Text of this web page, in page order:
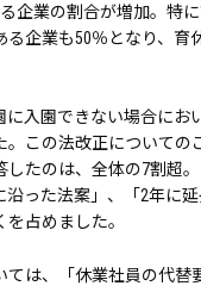
企業の割合が増加。特
企業も50％となり、育
入園できない場合にお
この法改正についての
たのは、全体の7割超
った法案」、「2年に
占めました。
は、「休業社員の代替